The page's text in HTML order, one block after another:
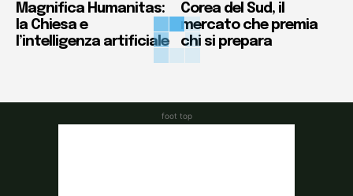
Magnifica Humanitas:
la Chiesa e
l’intelligenza artificiale
Corea del Sud, il
mercato che premia
chi si prepara
foot top